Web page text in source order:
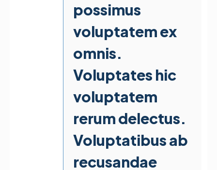
possimus
voluptatem ex
omnis.
Voluptates hic
voluptatem
rerum delectus.
Voluptatibus ab
recusandae